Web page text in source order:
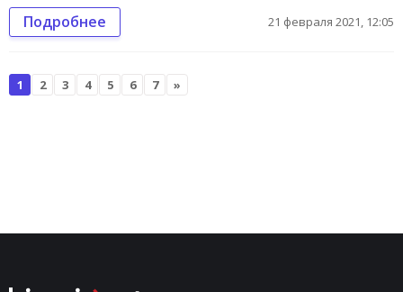
Подробнее 21 февраля 2021, 12:05
1 2 3 4 5 6 7 »